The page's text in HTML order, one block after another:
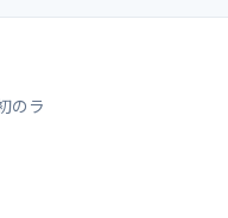
のラ